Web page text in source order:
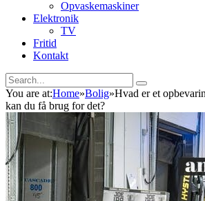
Opvaskemaskiner
Elektronik
TV
Fritid
Kontakt
You are at:Home»Bolig»Hvad er et
kan du få brug for det?